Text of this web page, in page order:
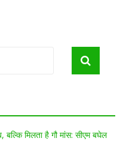
बल्कि मिलता है गौ मांस: सीएम बघेल